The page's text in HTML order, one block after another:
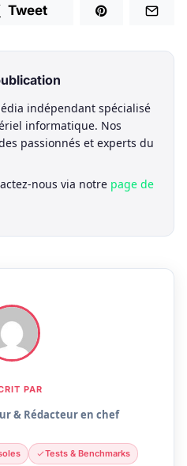
Tweet
indépendant spécialisé
informatique. Nos
passionnés et experts du
nous via notre page de
PAR
& Rédacteur en chef
Tests & Benchmarks